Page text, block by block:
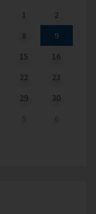
1
2
8
9
15
16
22
23
29
30